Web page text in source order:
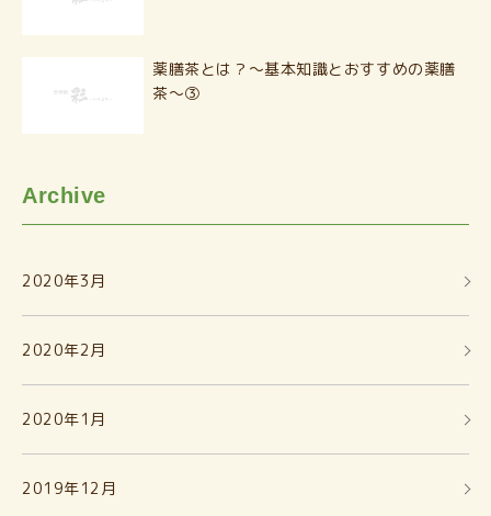
薬膳茶とは？〜基本知識とおすすめの薬膳
茶〜③
Archive
2020年3月
2020年2月
2020年1月
2019年12月